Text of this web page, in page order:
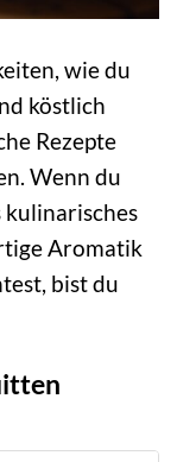
wie du
köstlich
Rezepte
Wenn du
Aromatik
bist du